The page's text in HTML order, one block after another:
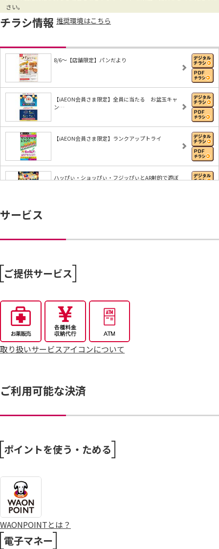
さい。
チラシ情報 推奨環境はこちら
8/6～【店舗限定】パンだより
【iAEON会員さま限定】全員に当たる お盆玉キャ
ン…
【iAEON会員さま限定】ランクアップトライ
ハッぴぃ・ショッぴぃ・フジッぴぃとAR射的で遊ぼ
8/4～毎週恒例火曜市
サービス
ご提供サービス
取り扱いサービスアイコンについて
ご利用可能な決済
ポイントを使う・ためる
WAONPOINTとは？
電子マネー